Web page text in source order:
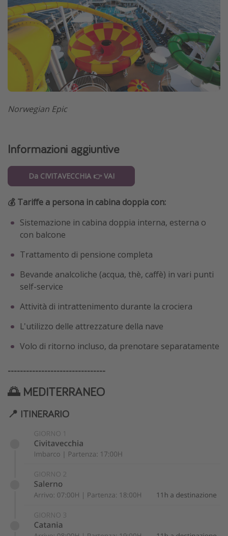
Norwegian Epic
Informazioni aggiuntive
Da CIVITAVECCHIA 👉 VAI
💰 Tariffe a persona in cabina doppia con:
Sistemazione in cabina doppia interna, esterna o
con balcone
Trattamento di pensione completa
Bevande analcoliche (acqua, thè, caffè) in vari punti
self-service
Attività di intrattenimento durante la crociera
L'utilizzo delle attrezzature della nave
Volo di ritorno incluso, da prenotare separatamente
--------------------------------
🌅 MEDITERRANEO
📍 ITINERARIO